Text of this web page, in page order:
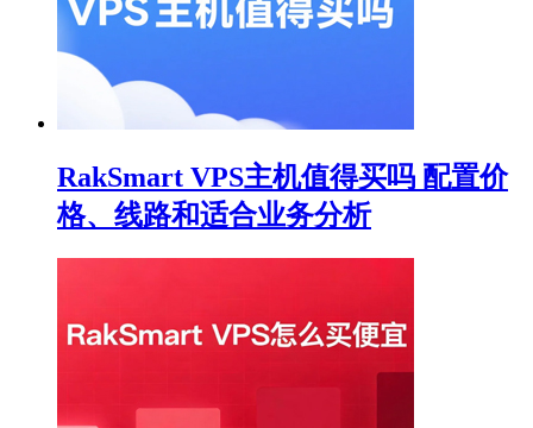
RakSmart VPS主机值得买吗 配置价
格、线路和适合业务分析